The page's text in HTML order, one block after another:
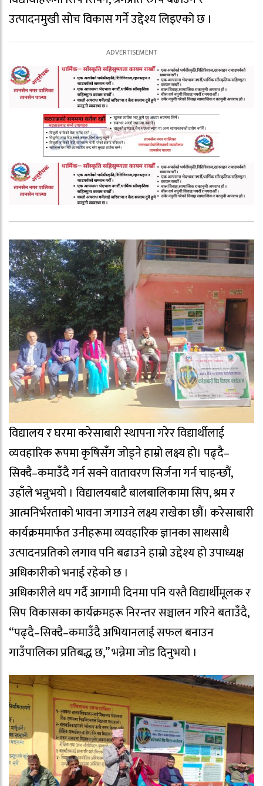
उत्पादनमुखी सोच विकास गर्ने उद्देश्य लिइएको छ ।
विद्यालय र घरमा करेसाबारी स्थापना गरेर विद्यार्थीलाई
व्यवहारिक रूपमा कृषिसँग जोड्ने हाम्रो लक्ष्य हो। पढ्दै–
सिक्दै–कमाउँदै गर्न सक्ने वातावरण सिर्जना गर्न चाहन्छौं,
उहाँले भन्नुभयो । विद्यालयबाटै बालबालिकामा सिप, श्रम र
आत्मनिर्भरताको भावना जगाउने लक्ष्य राखेका छौं। करेसाबारी
कार्यक्रममार्फत उनीहरूमा व्यवहारिक ज्ञानका साथसाथै
उत्पादनप्रतिको लगाव पनि बढाउने हाम्रो उद्देश्य हो उपाध्यक्ष
अधिकारीको भनाई रहेको छ ।
अधिकारीले थप गर्दै आगामी दिनमा पनि यस्तै विद्यार्थीमूलक र
सिप विकासका कार्यक्रमहरू निरन्तर सञ्चालन गरिने बताउँदै,
“पढ्दै–सिक्दै–कमाउँदै अभियानलाई सफल बनाउन
गाउँपालिका प्रतिबद्ध छ,” भन्नेमा जोड दिनुभयो ।